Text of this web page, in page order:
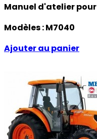
Manuel d'atelier pour
Modèles :M7040
Ajouter au panier